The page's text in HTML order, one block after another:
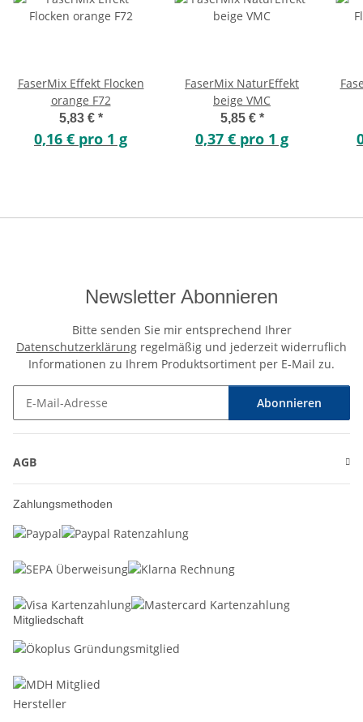
FaserMix Effekt Flocken
orange F72
5,83 € *
0,16 € pro 1 g
FaserMix NaturEffekt
beige VMC
5,85 € *
0,37 € pro 1 g
Newsletter Abonnieren
Bitte senden Sie mir entsprechend Ihrer
Datenschutzerklärung regelmäßig und jederzeit widerruflich
Informationen zu Ihrem Produktsortiment per E-Mail zu.
Abonnieren
AGB
Zahlungsmethoden
Mitgliedschaft
Hersteller